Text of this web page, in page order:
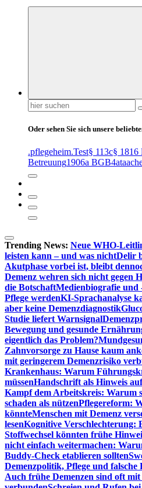
Suchen
nach:
Oder sehen Sie sich unsere
.pflegeheim.Test§ 113c§ 1816
Betreuung1906a BGB4at
Trending News: Neue WHO-
leisten kann – und was nichtDelir
Akutphase vorbei ist, bleibt
Demenz wehren sich nicht gegen
die BotschaftMedienbiografie und
Pflege werdenKI-Sprachanalyse
aber keine Demenzdiagnostik
Studie liefert Warnsignal
Bewegung und gesunde
eigentlich das Problem?
Zahnvorsorge zu Hause kaum
mit geringerem Demenzrisiko
Krankenhaus: Warum
müssenHandschrift als Hinweis
Kampf dem Arbeitskreis: Warum
schaden als nützenPflegereform:
könnteMenschen mit Demenz
lesenKognitive Verschlechterung:
Stoffwechsel könnten frühe
nicht einfach weitermachen:
Buddy-Check etablieren sollten
Demenzpolitik, Pflege und falsche
Auch frühe Demenzen sind oft